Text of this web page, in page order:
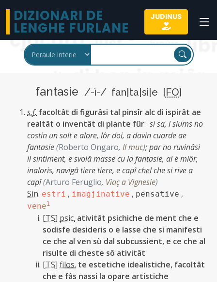
DIZIONARI DE
LENGHE FURLANE
JUDINUS
fantasie /-ì-/ fan|ta|si|e [FO]
s.f. facoltât di figurâsi tal pinsîr alc di ispirât ae
realtât o inventât di plante fûr: si sa, i siums no
costin un solt e alore, lôr doi, a davin cuarde ae
fantasie(Roberto Ongaro, Il muc);par no ruvinâsi
il sintiment, e svolâ masse cu la fantasie, al è miôr,
inaloris, navigâ tiere tiere, e capî chel che si rive a
capî(Arturo Feruglio, Viaç a Vignesie)
Sin. estri , imagjinative , pensative ,
vene1
[TS] psic. ativitât psichiche de ment che e
sodisfe desideris o e lasse che si manifesti
ce che al ven sù dal subcussient, e ce che al
risulte di cheste sô ativitât
[TS] filos. te estetiche idealistiche, facoltât
che e fâs nassi la opare artistiche